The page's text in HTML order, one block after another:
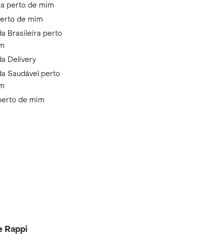
perto de mim
de mim
Brasileira perto
Delivery
Saudável perto
de mim
Rappi